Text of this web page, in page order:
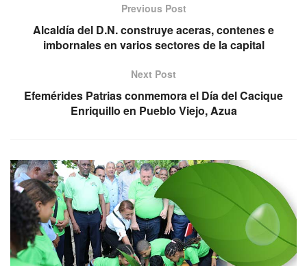
Previous Post
Alcaldía del D.N. construye aceras, contenes e
imbornales en varios sectores de la capital
Next Post
Efemérides Patrias conmemora el Día del Cacique
Enriquillo en Pueblo Viejo, Azua